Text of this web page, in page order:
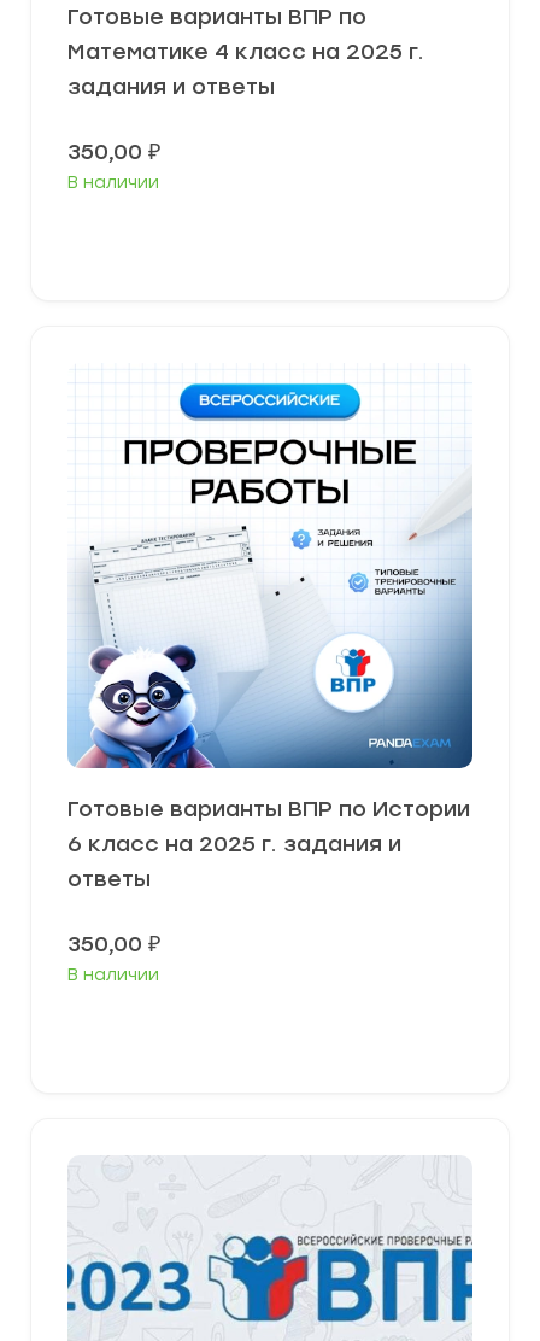
Готовые варианты ВПР по
Математике 4 класс на 2025 г.
задания и ответы
350,00 ₽
В наличии
Готовые варианты ВПР по Истории
6 класс на 2025 г. задания и
ответы
350,00 ₽
В наличии